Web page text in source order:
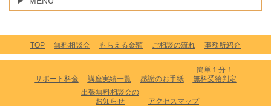
TOP 無料相談会 もらえる金額 ご相談の流れ 事務所紹介
サポート料金 講座実績一覧 感謝のお手紙
簡単１分！
無料受給判定
出張無料相談会の
お知らせ
アクセスマップ